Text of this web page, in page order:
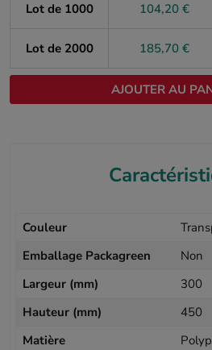
Lot de 1000 104,20 €
Lot de 2000 185,70 €
AJOUTER AU
Couleur
Emballage Packagreen
Non
Largeur (mm)
300
Hauteur (mm)
450
Matière